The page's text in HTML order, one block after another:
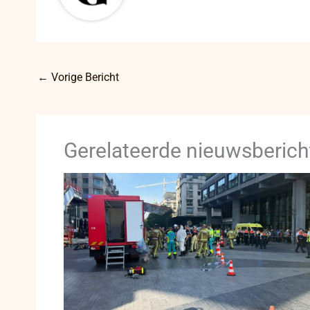
← Vorige Bericht
Gerelateerde